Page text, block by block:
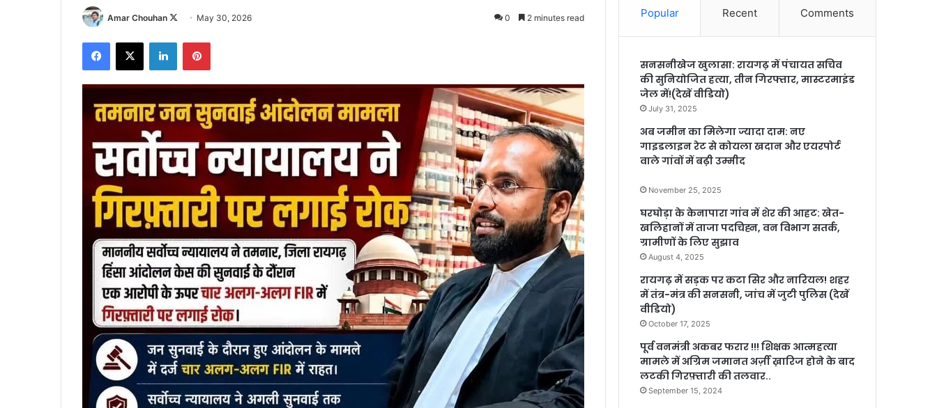
Amar Chouhan
FollowMay 30, 2026 0 2 minutes read
Facebook
X LinkedInPinterest
Popular Recent Comments
सनसनीखेज खुलासा: रायगढ़ में पंचायत सचिव
की सुनियोजित हत्या, तीन गिरफ्तार, मास्टरमाइंड
जेल में!(देखें वीडियो)
July 31, 2025
अब जमीन का मिलेगा ज्यादा दाम: नए
गाइडलाइन रेट से कोयला खदान और एयरपोर्ट
वाले गांवों में बढ़ी उम्मीद
November 25, 2025
घरघोड़ा के केनापारा गांव में शेर की आहट: खेत-
खलिहानों में ताजा पदचिह्न, वन विभाग सतर्क,
ग्रामीणों के लिए सुझाव
August 4, 2025
रायगढ़ में सड़क पर कटा सिर और नारियल! शहर
में तंत्र-मंत्र की सनसनी, जांच में जुटी पुलिस (देखें
वीडियो)
October 17, 2025
पूर्व वनमंत्री अकबर फरार !!! शिक्षक आत्महत्या
मामले में अग्रिम जमानत अर्ज़ी ख़ारिज होने के बाद
लटकी गिरफ़्तारी की तलवार..
September 15, 2024